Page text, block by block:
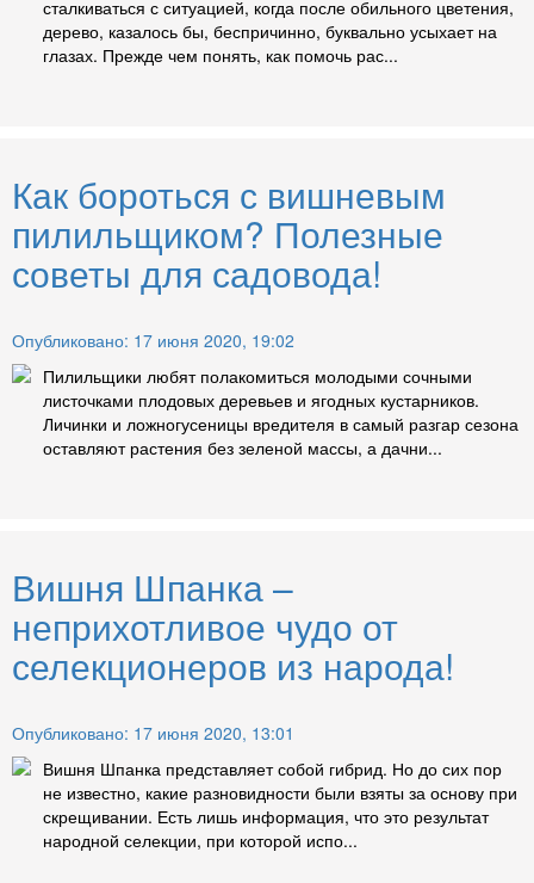
сталкиваться с ситуацией, когда после обильного цветения,
дерево, казалось бы, беспричинно, буквально усыхает на
глазах. Прежде чем понять, как помочь рас...
Как бороться с вишневым
пилильщиком? Полезные
советы для садовода!
Опубликовано: 17 июня 2020, 19:02
Пилильщики любят полакомиться молодыми сочными
листочками плодовых деревьев и ягодных кустарников.
Личинки и ложногусеницы вредителя в самый разгар сезона
оставляют растения без зеленой массы, а дачни...
Вишня Шпанка –
неприхотливое чудо от
селекционеров из народа!
Опубликовано: 17 июня 2020, 13:01
Вишня Шпанка представляет собой гибрид. Но до сих пор
не известно, какие разновидности были взяты за основу при
скрещивании. Есть лишь информация, что это результат
народной селекции, при которой испо...